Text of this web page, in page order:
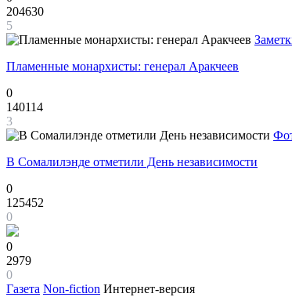
204630
5
Пламенные монархисты: генерал Аракчеев
0
140114
3
В Сомалилэнде отметили День независимости
0
125452
0
0
2979
0
Газета Non-fiction Интернет-версия